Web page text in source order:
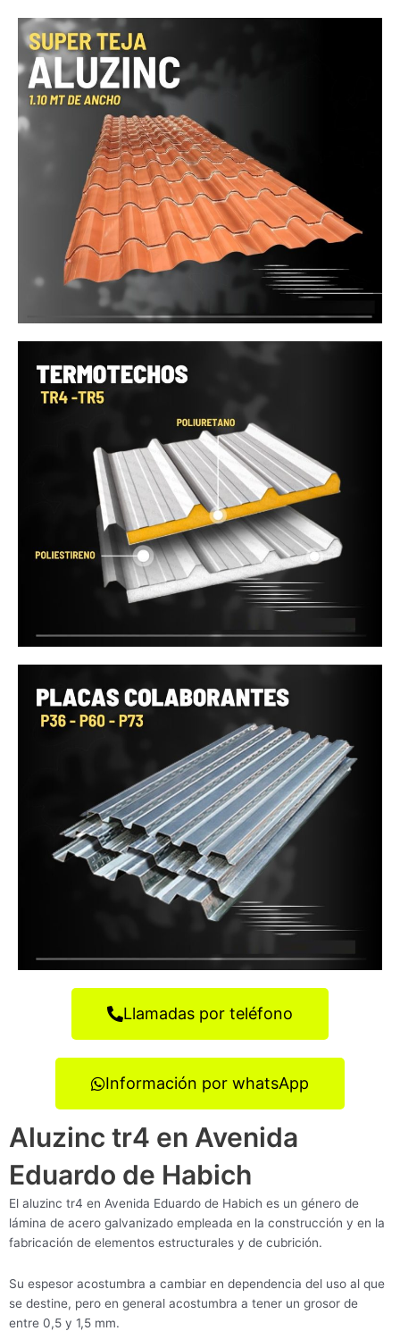
Llamadas por teléfono
Información por whatsApp
Aluzinc tr4 en Avenida
Eduardo de Habich
El aluzinc tr4 en Avenida Eduardo de Habich es un género de
lámina de acero galvanizado empleada en la construcción y en la
fabricación de elementos estructurales y de cubrición.
Su espesor acostumbra a cambiar en dependencia del uso al que
se destine, pero en general acostumbra a tener un grosor de
entre 0,5 y 1,5 mm.